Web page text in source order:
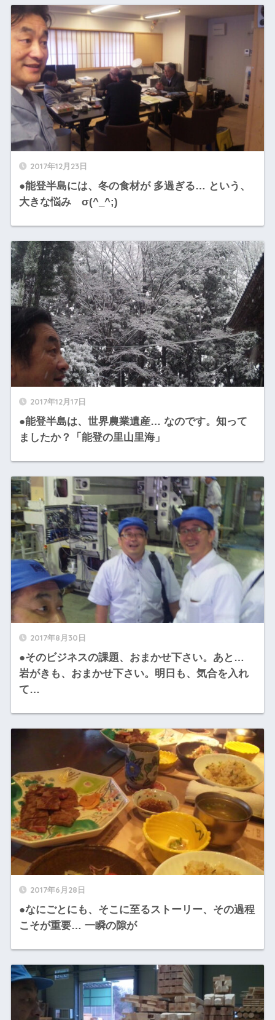
2017年12月23日
●能登半島には、冬の食材が 多過ぎる… という、
大きな悩み σ(^_^;)
2017年12月17日
●能登半島は、世界農業遺産… なのです。知って
ましたか？「能登の里山里海」
2017年8月30日
●そのビジネスの課題、おまかせ下さい。あと…
岩がきも、おまかせ下さい。明日も、気合を入れ
て…
2017年6月28日
●なにごとにも、そこに至るストーリー、その過程
こそが重要… 一瞬の隙が